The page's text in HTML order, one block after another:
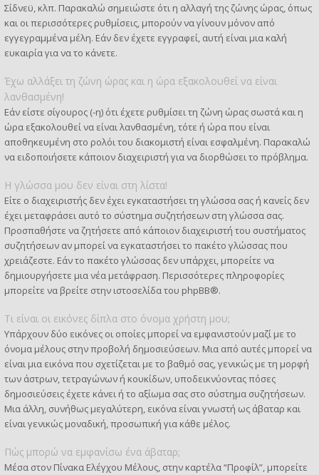
Σίδνεϋ, κλπ. Παρακαλώ σημειώστε ότι η αλλαγή της ζώνης ώρας, όπως
και οι περισσότερες ρυθμίσεις, μπορούν να γίνουν μόνον από
εγγεγραμμένα μέλη. Εάν δεν έχετε εγγραφεί, αυτή είναι μια καλή
ευκαιρία για να το κάνετε.
Έχω αλλάξει τη ζώνη ώρας και η ώρα εξακολουθεί να είναι
λανθασμένη!
Εάν είστε σίγουρος (-η) ότι έχετε ρυθμίσει τη ζώνη ώρας σωστά και η
ώρα εξακολουθεί να είναι λανθασμένη, τότε ή ώρα που είναι
αποθηκευμένη στο ρολόι του διακομιστή είναι εσφαλμένη. Παρακαλώ
να ειδοποιήσετε κάποιον διαχειριστή για να διορθώσει το πρόβλημα.
Η γλώσσα μου δεν είναι στη λίστα!
Είτε ο διαχειριστής δεν έχει εγκαταστήσει τη γλώσσα σας ή κανείς δεν
έχει μεταφράσει αυτό το σύστημα συζητήσεων στη γλώσσα σας.
Προσπαθήστε να ζητήσετε από κάποιον διαχειριστή του συστήματος
συζητήσεων αν μπορεί να εγκαταστήσει το πακέτο γλώσσας που
χρειάζεστε. Εάν το πακέτο γλώσσας δεν υπάρχει, μπορείτε να
δημιουργήσετε μια νέα μετάφραση. Περισσότερες πληροφορίες
μπορείτε να βρείτε στην ιστοσελίδα του phpBB®.
Τι είναι οι εικόνες δίπλα στο όνομα χρήστη μου;
Υπάρχουν δύο εικόνες οι οποίες μπορεί να εμφανιστούν μαζί με το
όνομα μέλους στην προβολή δημοσιεύσεων. Μια από αυτές μπορεί να
είναι μια εικόνα που σχετίζεται με το βαθμό σας, γενικώς με τη μορφή
των άστρων, τετραγώνων ή κουκίδων, υποδεικνύοντας πόσες
δημοσιεύσεις έχετε κάνει ή το αξίωμα σας στο σύστημα συζητήσεων.
Μια άλλη, συνήθως μεγαλύτερη, εικόνα είναι γνωστή ως άβαταρ και
είναι γενικώς μοναδική, προσωπική για κάθε μέλος.
Πώς μπορώ να εμφανίσω ένα άβαταρ;
Μέσα στον Πίνακα Ελέγχου Μέλους, στην καρτέλα “Προφίλ”, μπορείτε